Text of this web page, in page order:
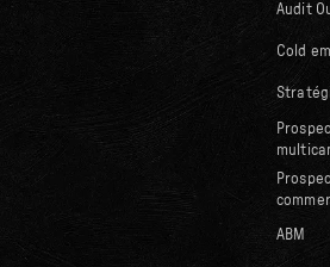
Audit
Cold
ABM